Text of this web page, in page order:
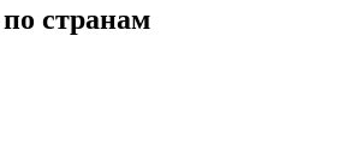
странам